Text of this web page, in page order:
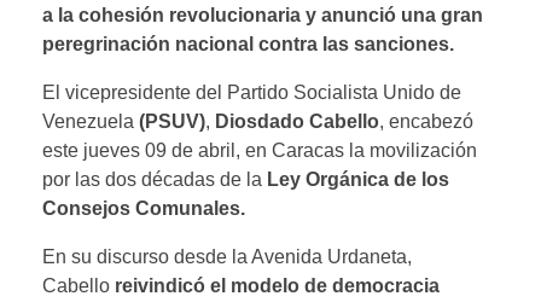
a la cohesión revolucionaria y anunció una gran
peregrinación nacional contra las sanciones.
El vicepresidente del Partido Socialista Unido de
Venezuela (PSUV), Diosdado Cabello, encabezó
este jueves 09 de abril, en Caracas la movilización
por las dos décadas de la Ley Orgánica de los
Consejos Comunales.
En su discurso desde la Avenida Urdaneta,
Cabello reivindicó el modelo de democracia